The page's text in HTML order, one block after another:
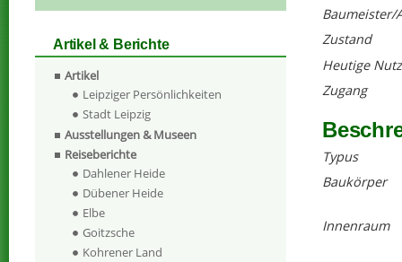
Baumeister/
Zustand
Heutige
Zugang
Typus
Baukörper
Innenraum
Artikel & Berichte
Artikel
Leipziger Persönlichkeiten
Stadt Leipzig
Ausstellungen & Museen
Reiseberichte
Dahlener Heide
Dübener Heide
Elbe
Goitzsche
Kohrener Land